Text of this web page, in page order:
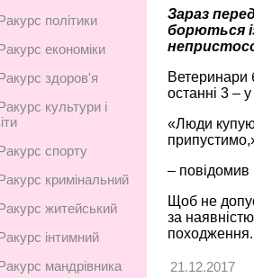
політики
економiки
здоров'я
культури і
спорту
кримінальний
житейський
інтимний
мандрівника
Зараз
борються
Ветеринари
останні 3 –
«Люди
– повідомив
Щоб не
за
походження.
21.12.2017